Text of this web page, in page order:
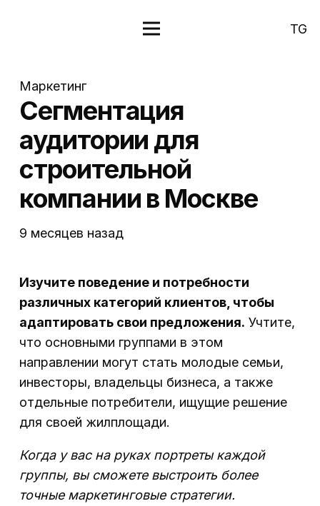
TG
Маркетинг
Сегментация
аудитории для
строительной
компании в Москве
9 месяцев назад
Изучите поведение и потребности
различных категорий клиентов, чтобы
адаптировать свои предложения. Учтите,
что основными группами в этом
направлении могут стать молодые семьи,
инвесторы, владельцы бизнеса, а также
отдельные потребители, ищущие решение
для своей жилплощади.
Когда у вас на руках портреты каждой
группы, вы сможете выстроить более
точные маркетинговые стратегии.